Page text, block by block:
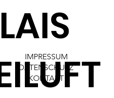
IMPRESSUM
DATENSCHUTZ
KONTAKT